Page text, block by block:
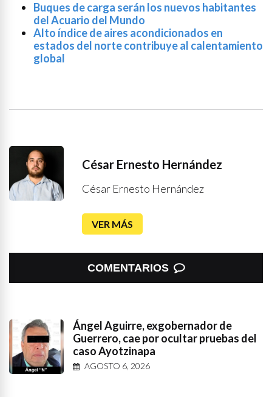
Buques de carga serán los nuevos habitantes
del Acuario del Mundo
Alto índice de aires acondicionados en
estados del norte contribuye al calentamiento
global
César Ernesto Hernández
César Ernesto Hernández
VER MÁS
COMENTARIOS
Ángel Aguirre, exgobernador de
Guerrero, cae por ocultar pruebas del
caso Ayotzinapa
AGOSTO 6, 2026